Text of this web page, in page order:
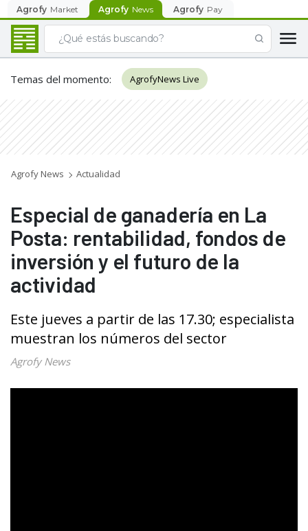
Agrofy Market Agrofy News Agrofy Pay
Temas del momento: AgrofyNews Live
Agrofy News Actualidad
Especial de ganadería en La
Posta: rentabilidad, fondos de
inversión y el futuro de la
actividad
Este jueves a partir de las 17.30; especialista
muestran los números del sector
Agrofy News